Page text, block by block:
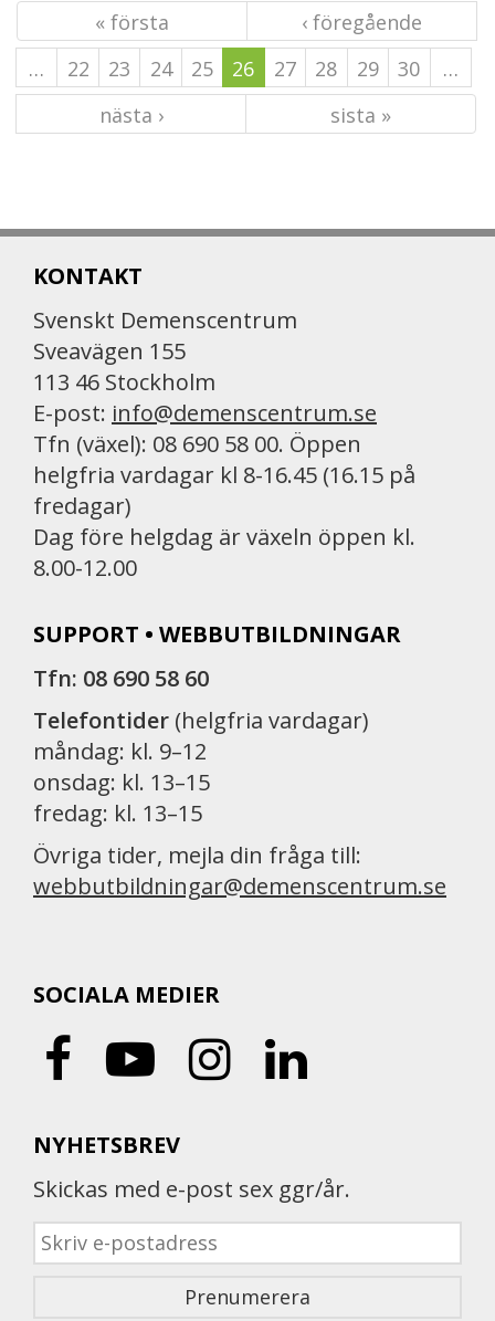
« första
‹ föregående
…
22 23 24 25 26 27 28 29 30
…
nästa ›
sista »
KONTAKT
Svenskt Demenscentrum
Sveavägen 155
113 46 Stockholm
E-post: info@demenscentrum.se
Tfn (växel): 08 690 58 00. Öppen
helgfria vardagar kl 8-16.45 (16.15 på
fredagar)
Dag före helgdag är växeln öppen kl.
8.00-12.00
SUPPORT • WEBBUTBILDNINGAR
Tfn: 08 690 58 60
Telefontider (helgfria vardagar)
måndag: kl. 9–12
onsdag: kl. 13–15
fredag: kl. 13–15
Övriga tider, mejla din fråga till:
webbutbildningar@demenscentrum.se
SOCIALA MEDIER
NYHETSBREV
Skickas med e-post sex ggr/år.